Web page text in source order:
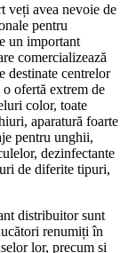
veți avea nevoie de
pentru
un important
comercializează
destinate centrelor
ofertă extrem de
color, toate
aparatură foarte
pentru unghii,
dezinfectante
de diferite tipuri,
distribuitor sunt
renumiți în
lor, precum și